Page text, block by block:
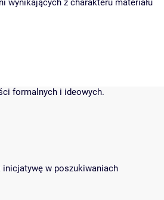
wynikających z charakteru materiału
formalnych i ideowych.
inicjatywę w poszukiwaniach